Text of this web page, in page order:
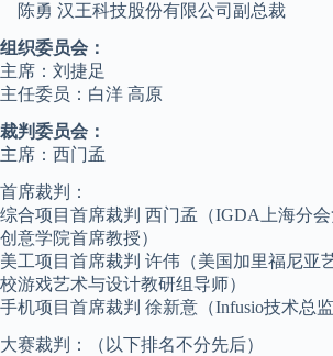
陈勇 汉王科技股份有限公司副总裁
组织委员会：
主席：刘捷足
主任委员：白洋 高原
裁判委员会：
主席：西门孟
首席裁判：
综合项目首席裁判 西门孟（IGDA上海分
创意学院首席教授）
美工项目首席裁判 许伟（美国加里福尼亚
校游戏艺术与设计教研组导师）
手机项目首席裁判 徐新意（Infusio技术总监
大赛裁判：（以下排名不分先后）